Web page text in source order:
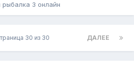
рыбалка 3 онлайн
ДАЛЕЕ
30 из 30